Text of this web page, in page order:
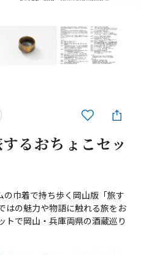
るおちょこセッ
巾着で持ち歩く岡山版「旅す
はの魅力や物語に触れる旅をお
で岡山・兵庫両県の酒蔵巡り